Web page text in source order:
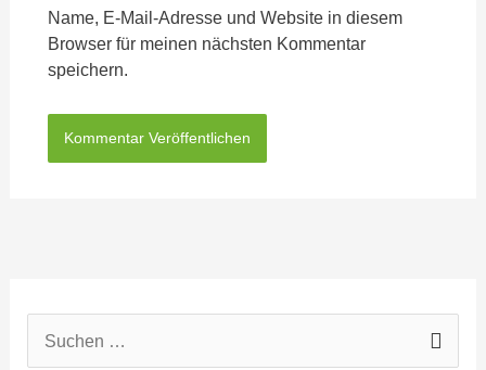
Name, E-Mail-Adresse und Website in diesem
Browser für meinen nächsten Kommentar
speichern.